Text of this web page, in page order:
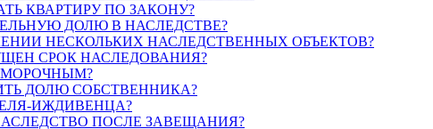
КВАРТИРУ ПО ЗАКОНУ?
ДОЛЮ В НАСЛЕДСТВЕ?
НЕСКОЛЬКИХ НАСЛЕДСТВЕННЫХ ОБЪЕКТОВ?
СРОК НАСЛЕДОВАНИЯ?
ДОЛЮ СОБСТВЕННИКА?
ИЖДИВЕНЦА?
ПОСЛЕ ЗАВЕЩАНИЯ?